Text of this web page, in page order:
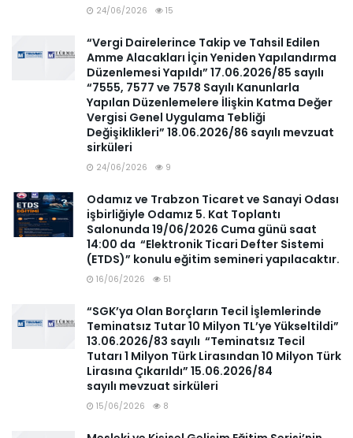
24/06/2026 15
“Vergi Dairelerince Takip ve Tahsil Edilen
Amme Alacakları İçin Yeniden Yapılandırma
Düzenlemesi Yapıldı” 17.06.2026/85 sayılı
“7555, 7577 ve 7578 Sayılı Kanunlarla
Yapılan Düzenlemelere İlişkin Katma Değer
Vergisi Genel Uygulama Tebliği
Değişiklikleri” 18.06.2026/86 sayılı mevzuat
sirküleri
24/06/2026 9
Odamız ve Trabzon Ticaret ve Sanayi Odası
işbirliğiyle Odamız 5. Kat Toplantı
Salonunda 19/06/2026 Cuma günü saat
14:00 da “Elektronik Ticari Defter Sistemi
(ETDS)” konulu eğitim semineri yapılacaktır.
16/06/2026 51
“SGK’ya Olan Borçların Tecil İşlemlerinde
Teminatsız Tutar 10 Milyon TL’ye Yükseltildi”
13.06.2026/83 sayılı “Teminatsız Tecil
Tutarı 1 Milyon Türk Lirasından 10 Milyon Türk
Lirasına Çıkarıldı” 15.06.2026/84
sayılı mevzuat sirküleri
15/06/2026 8